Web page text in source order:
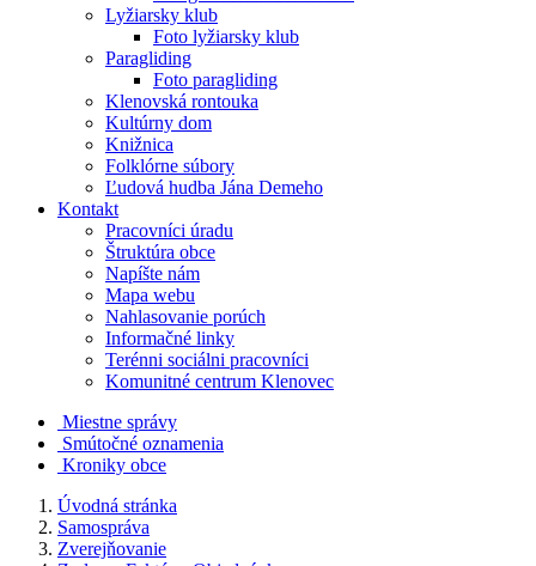
Lyžiarsky klub
Foto lyžiarsky klub
Paragliding
Foto paragliding
Klenovská rontouka
Kultúrny dom
Knižnica
Folklórne súbory
Ľudová hudba Jána Demeho
Kontakt
Pracovníci úradu
Štruktúra obce
Napíšte nám
Mapa webu
Nahlasovanie porúch
Informačné linky
Terénni sociálni pracovníci
Komunitné centrum Klenovec
Miestne správy
Smútočné oznamenia
Kroniky obce
Úvodná stránka
Samospráva
Zverejňovanie